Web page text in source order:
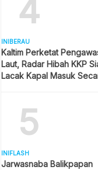
4
INIBERAU
Kaltim Perketat
Laut, Radar Hibah KKP
Lacak Kapal Masuk
5
INIFLASH
Jarwasnaba Balikpapan